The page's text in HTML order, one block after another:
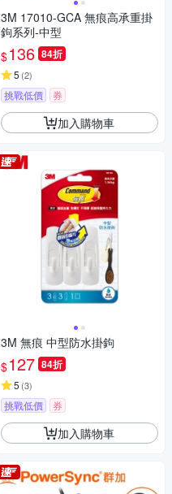
3M 17010-GCA 無痕高承重掛
鉤系列-中型
$136 84折
5 (2)
挑戰低價 券
加入購物車
3M 無痕 中型防水掛鉤
$127 84折
5 (3)
挑戰低價 券
加入購物車